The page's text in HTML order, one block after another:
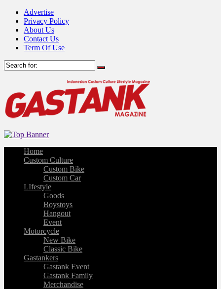
Advertise
Privacy Policy
About Us
Contact Us
Term Of Use
Home
Custom Culture
Custom Bike
Custom Car
LIfestyle
Goods
Boystoys
Hangout
Event
Motorcycle
New Bike
Classic Bike
Gastankers
Gastank Event
Gastank Family
Merchandise